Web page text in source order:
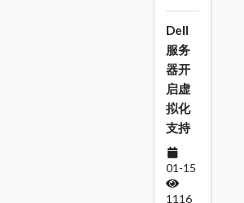
Dell
服务
器开
启虚
拟化
支持
01-15
1116